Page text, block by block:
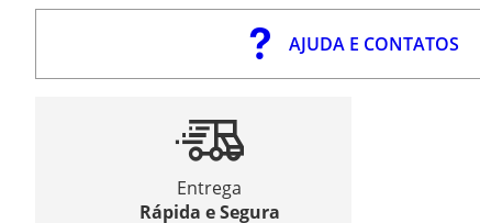
AJUDA E CONTATOS
Entrega
Rápida e Segura